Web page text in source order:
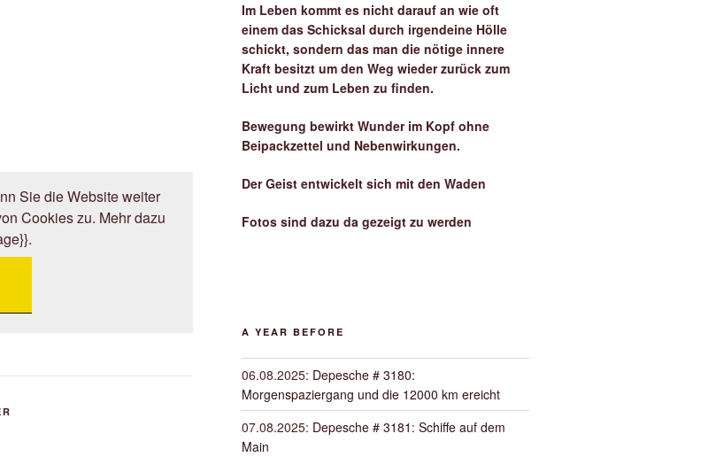
Sie die Website weiter
Cookies zu. Mehr dazu
Im Leben kommt es nicht darauf an wie oft
einem das Schicksal durch irgendeine Hölle
schickt, sondern das man die nötige innere
Kraft besitzt um den Weg wieder zurück zum
Licht und zum Leben zu finden.
Bewegung bewirkt Wunder im Kopf ohne
Beipackzettel und Nebenwirkungen.
Der Geist entwickelt sich mit den Waden
Fotos sind dazu da gezeigt zu werden
A YEAR BEFORE
06.08.2025: Depesche # 3180:
Morgenspaziergang und die 12000 km ereicht
07.08.2025: Depesche # 3181: Schiffe auf dem
Main